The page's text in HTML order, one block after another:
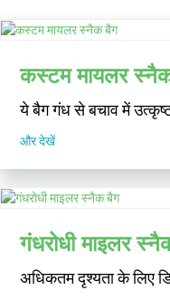
कस्टम मायलर
ये बैग गंध से बचाव में
और देखें
गंधरोधी माइलर
अधिकतम दृश्यता के लिए